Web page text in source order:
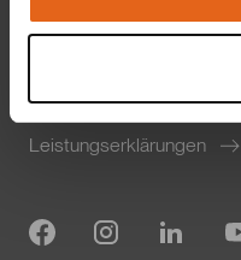
Datenschutz
Leistungserklärungen